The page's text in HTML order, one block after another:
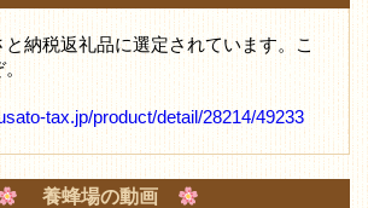
納税返礼品に選定されています。こ
tax.jp/product/detail/28214/49233
養蜂場の動画